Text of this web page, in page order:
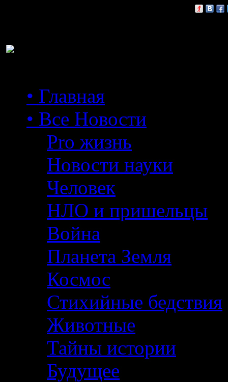
• Главная
• Все Новости
Pro жизнь
Новости науки
Человек
НЛО и пришельцы
Война
Планета Земля
Космос
Стихийные бедствия
Животные
Тайны истории
Будущее